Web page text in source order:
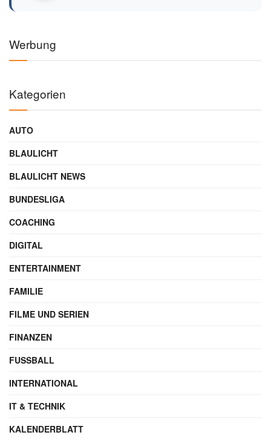
Werbung
Kategorien
AUTO
BLAULICHT
BLAULICHT NEWS
BUNDESLIGA
COACHING
DIGITAL
ENTERTAINMENT
FAMILIE
FILME UND SERIEN
FINANZEN
FUSSBALL
INTERNATIONAL
IT & TECHNIK
KALENDERBLATT